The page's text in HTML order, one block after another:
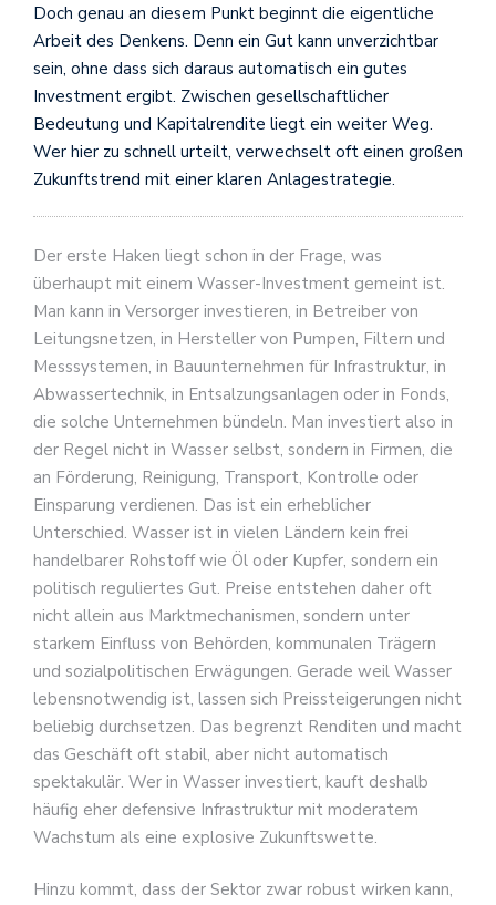
Doch genau an diesem Punkt beginnt die eigentliche
Arbeit des Denkens. Denn ein Gut kann unverzichtbar
sein, ohne dass sich daraus automatisch ein gutes
Investment ergibt. Zwischen gesellschaftlicher
Bedeutung und Kapitalrendite liegt ein weiter Weg.
Wer hier zu schnell urteilt, verwechselt oft einen großen
Zukunftstrend mit einer klaren Anlagestrategie.
Der erste Haken liegt schon in der Frage, was
überhaupt mit einem Wasser-Investment gemeint ist.
Man kann in Versorger investieren, in Betreiber von
Leitungsnetzen, in Hersteller von Pumpen, Filtern und
Messsystemen, in Bauunternehmen für Infrastruktur, in
Abwassertechnik, in Entsalzungsanlagen oder in Fonds,
die solche Unternehmen bündeln. Man investiert also in
der Regel nicht in Wasser selbst, sondern in Firmen, die
an Förderung, Reinigung, Transport, Kontrolle oder
Einsparung verdienen. Das ist ein erheblicher
Unterschied. Wasser ist in vielen Ländern kein frei
handelbarer Rohstoff wie Öl oder Kupfer, sondern ein
politisch reguliertes Gut. Preise entstehen daher oft
nicht allein aus Marktmechanismen, sondern unter
starkem Einfluss von Behörden, kommunalen Trägern
und sozialpolitischen Erwägungen. Gerade weil Wasser
lebensnotwendig ist, lassen sich Preissteigerungen nicht
beliebig durchsetzen. Das begrenzt Renditen und macht
das Geschäft oft stabil, aber nicht automatisch
spektakulär. Wer in Wasser investiert, kauft deshalb
häufig eher defensive Infrastruktur mit moderatem
Wachstum als eine explosive Zukunftswette.
Hinzu kommt, dass der Sektor zwar robust wirken kann,